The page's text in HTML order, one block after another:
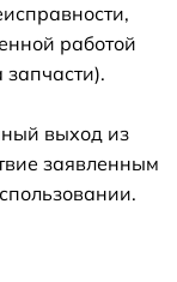
работой
выход из
заявленным